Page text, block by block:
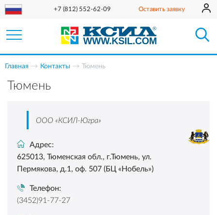
+7 (812) 552-62-09 Оставить заявку
Главная Контакты Тюмень
Тюмень
ООО «КСИЛ-Югра»
Адрес:
625013, Тюменская обл., г.Тюмень, ул.
Пермякова, д.1, оф. 507 (БЦ «Нобель»)
Телефон:
(3452)91-77-27